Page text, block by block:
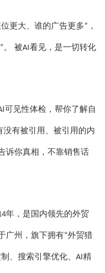
更大、谁的广告更多” ，
”。 被AI看见，是一切转化
可见性体检，帮你了解自
没有被引用、被引用的内
诉你真相，不靠销售话
年，是国内领先的外贸
广州，旗下拥有“外贸猎
、搜索引擎优化、 AI精